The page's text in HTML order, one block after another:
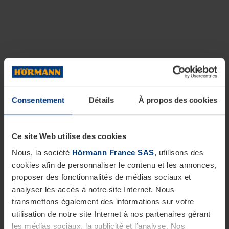
Consentement Détails À propos des cookies
Ce site Web utilise des cookies
Nous, la société Hörmann France SAS, utilisons des
cookies afin de personnaliser le contenu et les annonces,
proposer des fonctionnalités de médias sociaux et
analyser les accès à notre site Internet. Nous
transmettons également des informations sur votre
utilisation de notre site Internet à nos partenaires gérant
les médias sociaux, la publicité et l’analyse. Nos